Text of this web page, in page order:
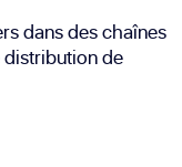
dans des chaînes
de